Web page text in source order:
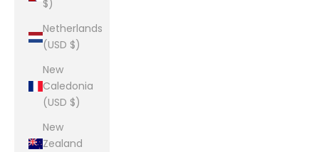
$)
Netherlands
(USD $)
New
Caledonia
(USD $)
New
Zealand